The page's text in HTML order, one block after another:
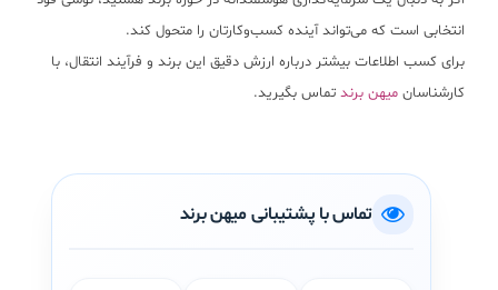
انتخابی است که می‌تواند آینده کسب‌وکارتان را متحول کند.
برای کسب اطلاعات بیشتر درباره ارزش دقیق این برند و فرآیند انتقال، با
کارشناسان میهن برند تماس بگیرید.
تماس با پشتیبانی میهن برند